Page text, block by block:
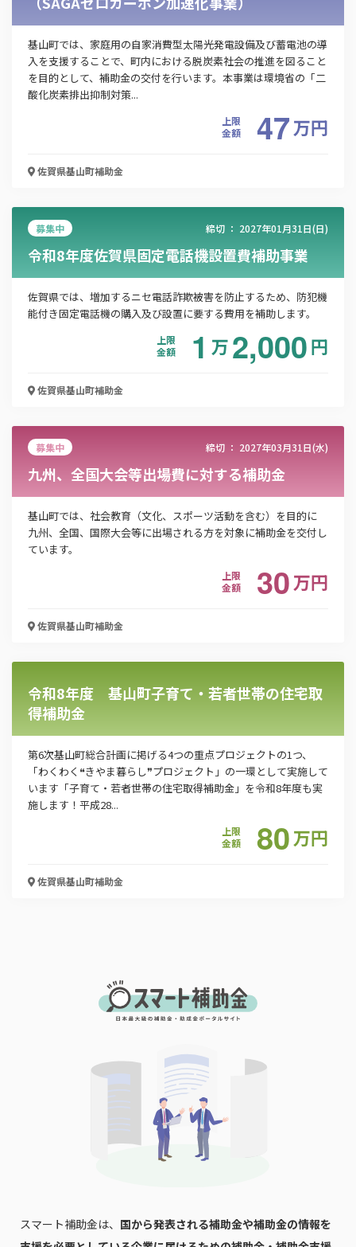
令和8年度さがすたいるバリアフリー化補助金
お名前
会社名
メールアドレス
電話番号
「PDF資料ダウンロード」ボタンを押下した時点
で本サービスの
れます。
基山町では、家庭用の自家消費型太陽光発電設備及び蓄電池の導
入を支援することで、町内における脱炭素社会の推進を図ること
を目的として、補助金の交付を行います。本事業は環境省の「二
酸化炭素排出抑制対策...
上限
金額
47万円
佐賀県基山町補助金
募集中 締切 ： 2027年01月31日(日)
令和8年度佐賀県固定電話機設置費補助事業
佐賀県では、増加するニセ電話詐欺被害を防止するため、防犯機
能付き固定電話機の購入及び設置に要する費用を補助します。
上限
金額
1 万2,000円
佐賀県基山町補助金
募集中 締切 ： 2027年03月31日(水)
九州、全国大会等出場費に対する補助金
基山町では、社会教育（文化、スポーツ活動を含む）を目的に
九州、全国、国際大会等に出場される方を対象に補助金を交付し
ています。
上限
金額
30万円
佐賀県基山町補助金
令和8年度 基山町子育て・若者世帯の住宅取
得補助金
第6次基山町総合計画に掲げる4つの重点プロジェクトの1つ、
「わくわく❝きやま暮らし❞プロジェクト」の一環として実施して
います「子育て・若者世帯の住宅取得補助金」を令和8年度も実
施します！平成28...
上限
金額
80万円
佐賀県基山町補助金
スマート補助金は、 国から発表される補助金や補助金の情報を